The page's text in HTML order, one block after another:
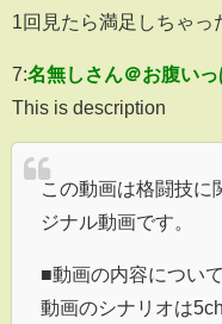
1回見たら満足しちゃっ
7:名無しさん＠お腹いっ
This is description
この動画は格闘技に
ジナル動画です。
■動画の内容について
動画のシナリオは